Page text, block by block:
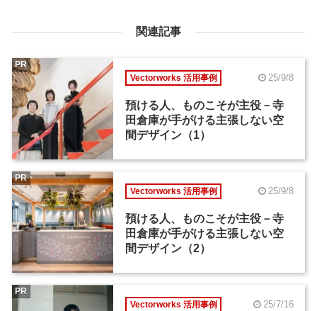
関連記事
Vectorworks 活用事例 25/9/8
預ける人、ものこそが主役－寺
田倉庫が手がける主張しない空
間デザイン（1）
PR
Vectorworks 活用事例 25/9/8
預ける人、ものこそが主役－寺
田倉庫が手がける主張しない空
間デザイン（2）
PR
Vectorworks 活用事例 25/7/16
PR